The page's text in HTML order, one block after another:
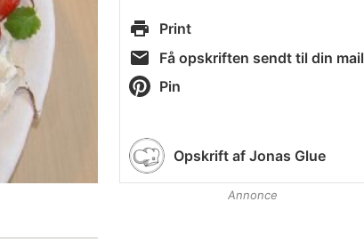
Print
Få opskriften sendt til din mail
Pin
Opskrift af Jonas Glue
Annonce